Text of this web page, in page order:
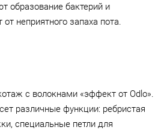
образование бактерий и
неприятного запаха пота.
с волокнами «эффект от Odlo».
различные функции: ребристая
специальные петли для